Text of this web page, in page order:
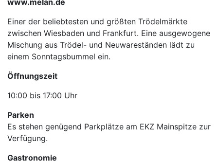
Einer der beliebtesten und größten Trödelmärkte
zwischen Wiesbaden und Frankfurt. Eine ausgewogene
Mischung aus Trödel- und Neuwareständen lädt zu
einem Sonntagsbummel ein.
Öffnungszeit
10:00 bis 17:00 Uhr
Parken
Es stehen genügend Parkplätze am EKZ Mainspitze zur
Verfügung.
Gastronomie